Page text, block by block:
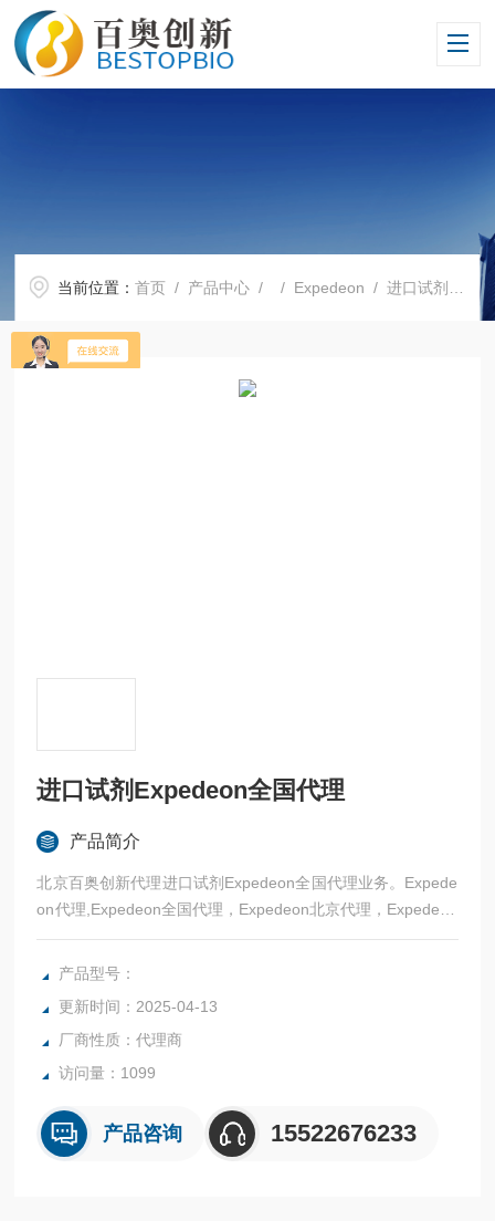
当前位置：首页 / 产品中心 / / Expedeon / 进口试剂Expedeon全国代理
进口试剂Expedeon全国代理
产品简介
北京百奥创新代理进口试剂Expedeon全国代理业务。Expede
on代理,Expedeon全国代理，Expedeon北京代理，Expedeon
华东代理，Expedeon华北代理。
产品型号：
更新时间：2025-04-13
厂商性质：代理商
访问量：1099
产品咨询 15522676233